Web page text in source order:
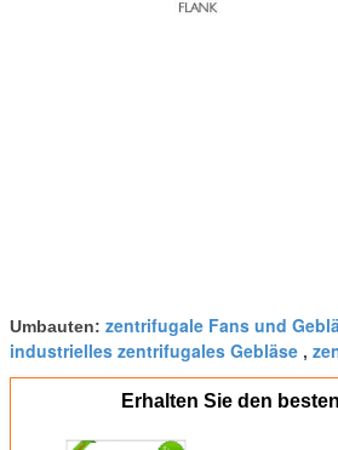
Umbauten: zentrifugale Fans und
industrielles zentrifugales Gebläse ,
Erhalten Sie den